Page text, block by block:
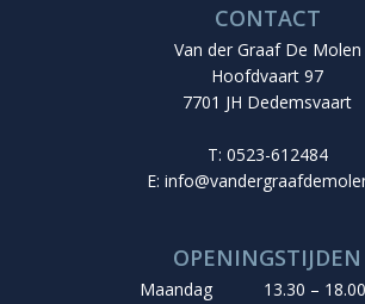
CONTACT
Van der Graaf De Molen
Hoofdvaart 97
7701 JH Dedemsvaart
T: 0523-612484
E:
OPENINGSTIJDEN
Maandag
13.30 –